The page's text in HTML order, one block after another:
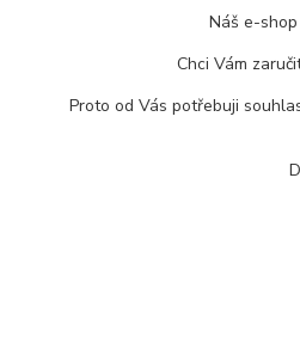
Náš e-
Chci Vám
Proto od Vás potřebuji